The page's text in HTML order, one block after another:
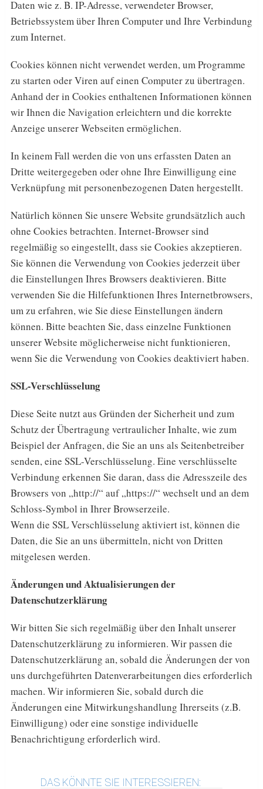
Daten wie z. B. IP-Adresse, verwendeter Browser,
Betriebssystem über Ihren Computer und Ihre Verbindung
zum Internet.
Cookies können nicht verwendet werden, um Programme
zu starten oder Viren auf einen Computer zu übertragen.
Anhand der in Cookies enthaltenen Informationen können
wir Ihnen die Navigation erleichtern und die korrekte
Anzeige unserer Webseiten ermöglichen.
In keinem Fall werden die von uns erfassten Daten an
Dritte weitergegeben oder ohne Ihre Einwilligung eine
Verknüpfung mit personenbezogenen Daten hergestellt.
Natürlich können Sie unsere Website grundsätzlich auch
ohne Cookies betrachten. Internet-Browser sind
regelmäßig so eingestellt, dass sie Cookies akzeptieren.
Sie können die Verwendung von Cookies jederzeit über
die Einstellungen Ihres Browsers deaktivieren. Bitte
verwenden Sie die Hilfefunktionen Ihres Internetbrowsers,
um zu erfahren, wie Sie diese Einstellungen ändern
können. Bitte beachten Sie, dass einzelne Funktionen
unserer Website möglicherweise nicht funktionieren,
wenn Sie die Verwendung von Cookies deaktiviert haben.
SSL-Verschlüsselung
Diese Seite nutzt aus Gründen der Sicherheit und zum
Schutz der Übertragung vertraulicher Inhalte, wie zum
Beispiel der Anfragen, die Sie an uns als Seitenbetreiber
senden, eine SSL-Verschlüsselung. Eine verschlüsselte
Verbindung erkennen Sie daran, dass die Adresszeile des
Browsers von „http://“ auf „https://“ wechselt und an dem
Schloss-Symbol in Ihrer Browserzeile.
Wenn die SSL Verschlüsselung aktiviert ist, können die
Daten, die Sie an uns übermitteln, nicht von Dritten
mitgelesen werden.
Änderungen und Aktualisierungen der
Datenschutzerklärung
Wir bitten Sie sich regelmäßig über den Inhalt unserer
Datenschutzerklärung zu informieren. Wir passen die
Datenschutzerklärung an, sobald die Änderungen der von
uns durchgeführten Datenverarbeitungen dies erforderlich
machen. Wir informieren Sie, sobald durch die
Änderungen eine Mitwirkungshandlung Ihrerseits (z.B.
Einwilligung) oder eine sonstige individuelle
Benachrichtigung erforderlich wird.
DAS KÖNNTE SIE INTERESSIEREN: